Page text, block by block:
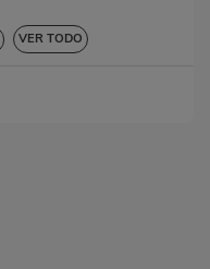
VER TODO